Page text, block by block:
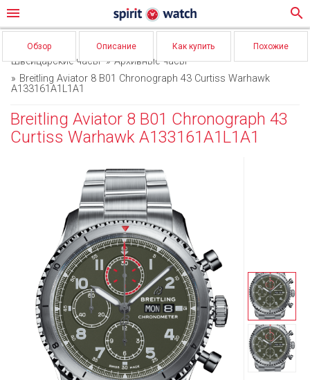
menu search
Обзор Описание Как купить Похожие
Швейцарские часы
Архивные часы
Breitling Aviator 8 B01 Chronograph 43 Curtiss Warhawk
A133161A1L1A1
Breitling Aviator 8 B01 Chronograph 43
Curtiss Warhawk A133161A1L1A1